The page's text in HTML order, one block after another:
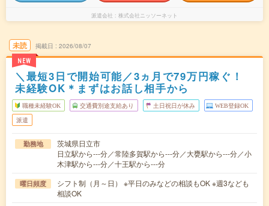
派遣会社 株式会社ニッソーネット
未読
NEW
掲載日 2026/08/07
＼最短3日で開始可能／3ヵ月で79万円稼ぐ！
未経験OK＊まずはお話し相手から
職種未経験OK 交通費別途支給あり 土日祝日が休み WEB登録OK
派遣
勤務地
茨城県日立市
日立駅から---分／常陸多賀駅から---分／大甕駅から---分／小
木津駅から---分／十王駅から---分
曜日頻度
シフト制（月～日） ※平日のみなどの相談もOK ※週3なども
相談OK